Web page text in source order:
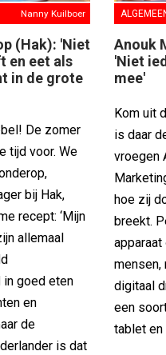
Nanny Kuilboer
(Hak): 'Niet
en eet als
in de grote
De zomer
tijd voor. We
bij Hak,
recept: ‘Mijn
allemaal
goed eten
en
de
is dat
Anouk
'Niet
mee'
Kom uit
is daar
vroegen
hoe zij
breekt.
mensen,
digitaal
een
tablet